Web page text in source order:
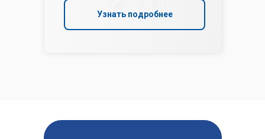
Узнать подробнее